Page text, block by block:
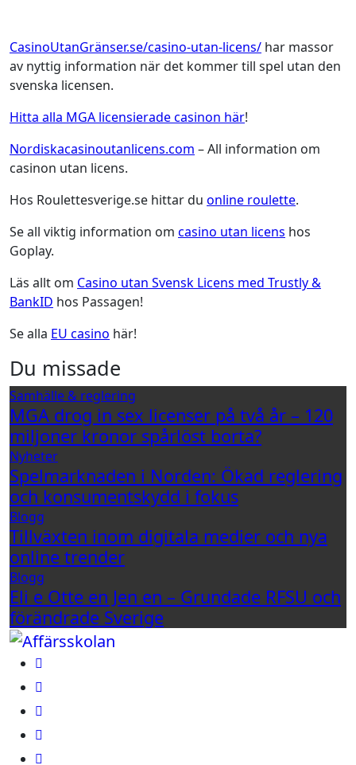
CasinoUtanGränser.se/casino-utan-licens/ har massor
av nyttig information när det kommer till spel utan den
svenska licensen.
Hitta alla MGA licensierade casinon här!
Nordiskacasinoutanlicens.com – All information om
casinon utan licens.
Hos Roulettesverige.se hittar du online roulette.
Se all viktig information om casino utan licens hos
Goplay.
Läs allt om Casino utan Svensk Licens med Trustly &
BankID hos Passagen!
Se alla EU casino här!
Du missade
Samhälle & reglering
MGA drog in sex licenser på två år – 120
miljoner kronor spårlöst borta?
Nyheter
Spelmarknaden i Norden: Ökad reglering
och konsumentskydd i fokus
Blogg
Tillväxten inom digitala medier och nya
online trender
Blogg
Eli e Otte en Jen en – Grundade RFSU och
förändrade Sverige